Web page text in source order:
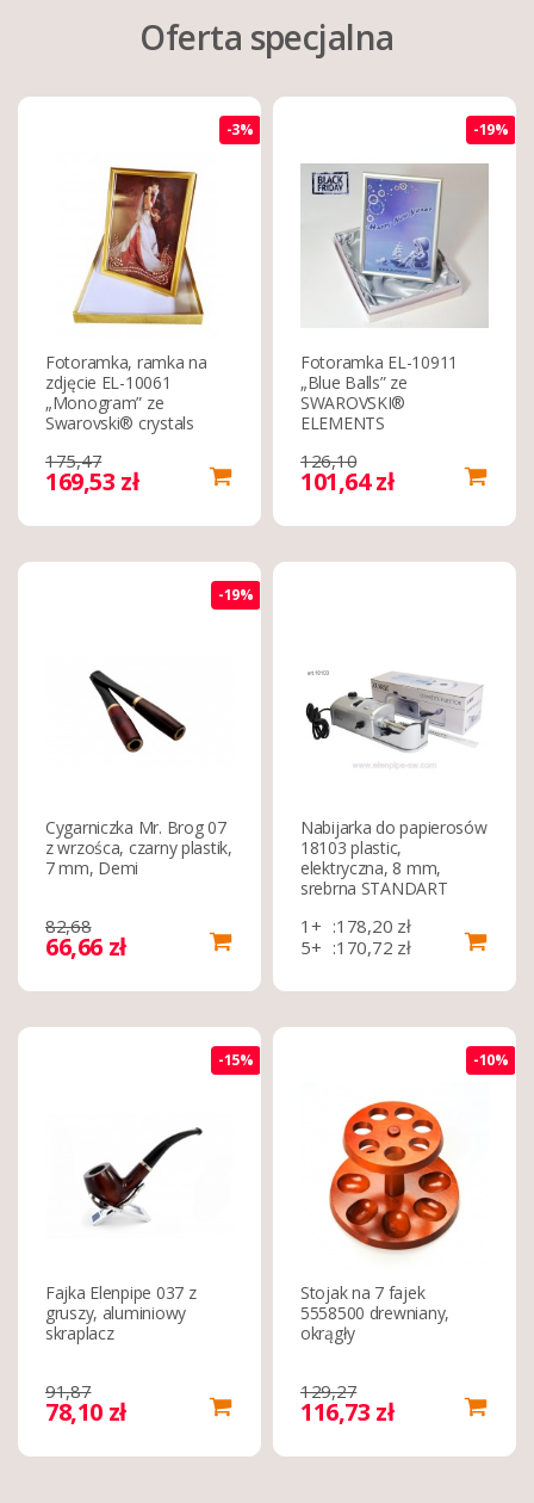
Oferta specjalna
-3%
Fotoramka, ramka na
zdjęcie EL-10061
„Monogram” ze
Swarovski® crystals
175,47
169,53 zł
-19%
Fotoramka EL-10911
„Blue Balls” ze
SWAROVSKI®
ELEMENTS
126,10
101,64 zł
-19%
Cygarniczka Mr. Brog 07
z wrzośca, czarny plastik,
7 mm, Demi
82,68
66,66 zł
Nabijarka do papierosów
18103 plastic,
elektryczna, 8 mm,
srebrna STANDART
1+ :178,20 zł
5+ :170,72 zł
-15%
Fajka Elenpipe 037 z
gruszy, aluminiowy
skraplacz
91,87
78,10 zł
-10%
Stojak na 7 fajek
5558500 drewniany,
okrągły
129,27
116,73 zł